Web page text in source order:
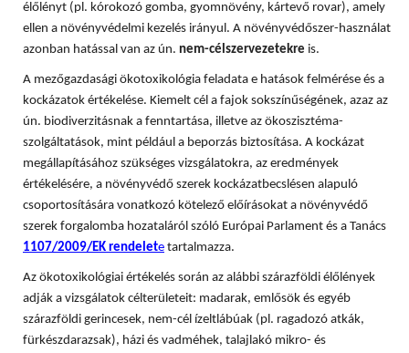
élőlényt (pl. kórokozó gomba, gyomnövény, kártevő rovar), amely
ellen a növényvédelmi kezelés irányul. A növényvédőszer-használat
azonban hatással van az ún. nem-célszervezetekre is.
A mezőgazdasági ökotoxikológia feladata e hatások felmérése és a
kockázatok értékelése. Kiemelt cél a fajok sokszínűségének, azaz az
ún. biodiverzitásnak a fenntartása, illetve az ökoszisztéma-
szolgáltatások, mint például a beporzás biztosítása. A kockázat
megállapításához szükséges vizsgálatokra, az eredmények
értékelésére, a növényvédő szerek kockázatbecslésen alapuló
csoportosítására vonatkozó kötelező előírásokat a növényvédő
szerek forgalomba hozataláról szóló Európai Parlament és a Tanács
1107/2009/EK rendelete tartalmazza.
Az ökotoxikológiai értékelés során az alábbi szárazföldi élőlények
adják a vizsgálatok célterületeit: madarak, emlősök és egyéb
szárazföldi gerincesek, nem-cél ízeltlábúak (pl. ragadozó atkák,
fürkészdarazsak), házi és vadméhek, talajlakó mikro- és